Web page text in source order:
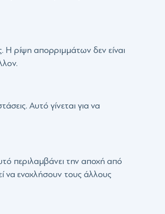
Η ρίψη απορριμμάτων δεν είναι
Αυτό γίνεται για να
περιλαμβάνει την αποχή από
να ενοχλήσουν τους άλλους